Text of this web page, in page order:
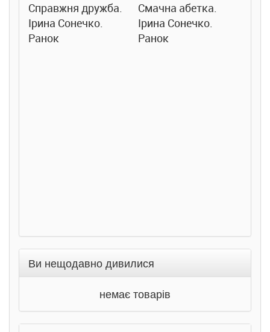
Справжня дружба.
Ірина Сонечко.
Ранок
Смачна абетка.
Ірина Сонечко.
Ранок
Ви нещодавно дивилися
немає товарів